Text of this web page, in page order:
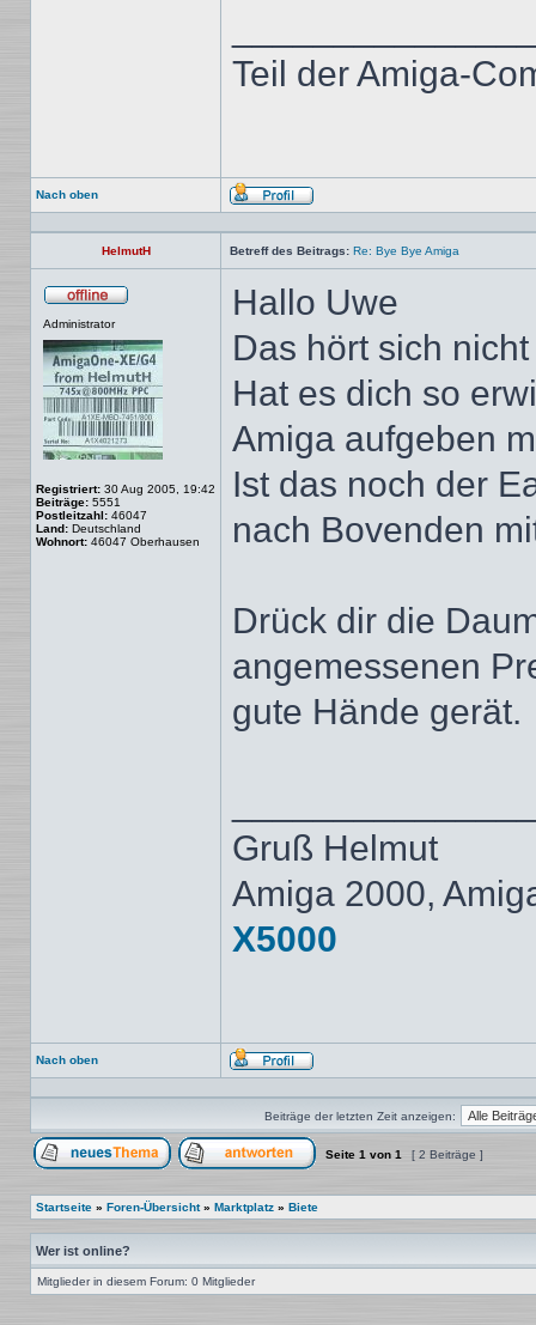
Teil der Amiga-
Nach oben
Profil
HelmutH Betreff des Beitrags: Re: Bye Bye Amiga
Administrator
Registriert: 30 Aug 2005, 19:42
Beiträge: 5551
Postleitzahl: 46047
Land: Deutschland
Wohnort: 46047 Oberhausen
Hallo Uwe
Das hört sich
Hat es dich so
Amiga aufgeben
Ist das noch der
nach Bovenden
Drück dir die
angemessenen
gute Hände gerät.
Gruß Helmut
Amiga 2000,
X5000
Nach oben
Profil
Beiträge der letzten Zeit anzeigen:
Seite 1 von 1 [ 2 Beiträge ]
Startseite » Foren-Übersicht» Marktplatz » Biete
Wer ist online?
Mitglieder in diesem Forum: 0 Mitglieder